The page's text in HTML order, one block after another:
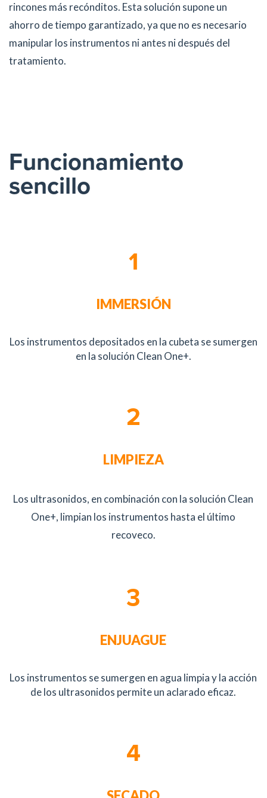
rincones más recónditos. Esta solución supone un
ahorro de tiempo garantizado, ya que no es necesario
manipular los instrumentos ni antes ni después del
tratamiento.
Funcionamiento
sencillo
1
IMMERSIÓN
Los instrumentos depositados en la cubeta se sumergen
en la solución Clean One+.
2
LIMPIEZA
Los ultrasonidos, en combinación con la solución Clean
One+, limpian los instrumentos hasta el último
recoveco.
3
ENJUAGUE
Los instrumentos se sumergen en agua limpia y la acción
de los ultrasonidos permite un aclarado eficaz.
4